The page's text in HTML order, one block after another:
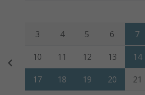
3 4 5 6 7
10 11 12 13 14
17 18 19 20 21